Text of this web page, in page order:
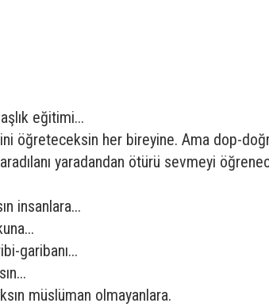
eğitimi...
öğreteceksin her bireyine. Ama dop-
yaradandan ötürü sevmeyi
insanlara...
garibanı...
müslüman olmayanlara.